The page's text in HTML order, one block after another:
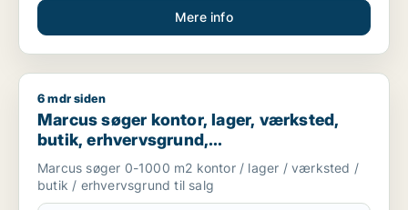
Mere info
Marcus søger kontor, lager, værksted, butik,
6 mdr siden
Marcus søger kontor, lager, værksted,
butik, erhvervsgrund,
boligudlejningsejendom,
produktionslokaler eller garage til salg i
Storkøbenhavn
Marcus søger 0-1000 m2 kontor / lager / værksted /
butik / erhvervsgrund til salg